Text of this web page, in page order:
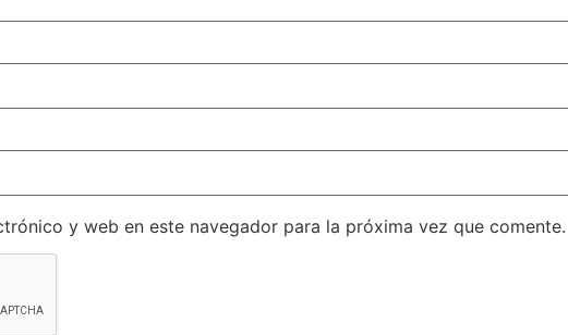
y web en este navegador para la próxima vez que comente.